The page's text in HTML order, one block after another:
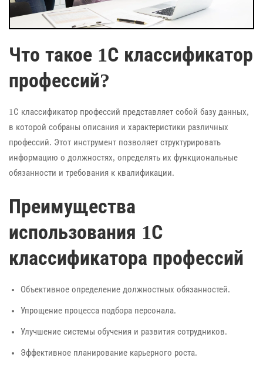
Что такое 1С классификатор
профессий?
1С классификатор профессий представляет собой базу данных,
в которой собраны описания и характеристики различных
профессий. Этот инструмент позволяет структурировать
информацию о должностях, определять их функциональные
обязанности и требования к квалификации.
Преимущества
использования 1С
классификатора профессий
Объективное определение должностных обязанностей.
Упрощение процесса подбора персонала.
Улучшение системы обучения и развития сотрудников.
Эффективное планирование карьерного роста.